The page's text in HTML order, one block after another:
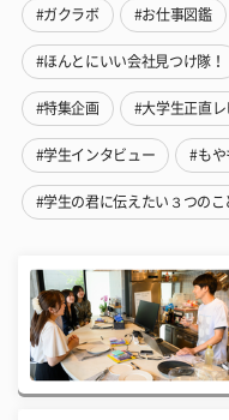
#ガクラボ #お仕事図鑑
#ほんとにいい会社見つけ隊！
#特集企画 #大学生正直レ
#学生インタビュー #もや
#学生の君に伝えたい３つのこ